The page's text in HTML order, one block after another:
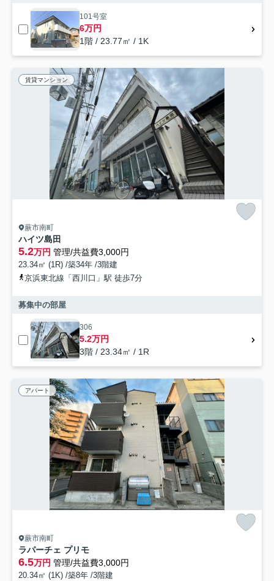
101号室
6万円
1階 / 23.77㎡ / 1K
賃貸マンション
蕨市南町
ハイツ島田
5.2万円 管理/共益費3,000円
23.34㎡ (1R) /築34年 /3階建
京浜東北線「西川口」駅 徒歩7分
募集中の部屋
306
5.2万円
3階 / 23.34㎡ / 1R
アパート
蕨市南町
ラパーチェ プリモ
6.5万円 管理/共益費3,000円
20.34㎡ (1K) /築8年 /3階建